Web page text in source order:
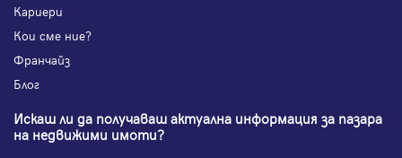
Кариери
Кои сме ние?
Франчайз
Блог
Искаш ли да получаваш актуална информация за пазара
на недвижими имоти?